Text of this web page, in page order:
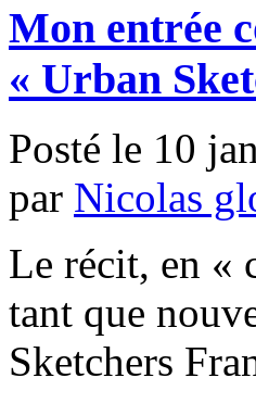
Mon entrée
« Urban
Posté le 10
par Nicolas
Le récit, en «
tant que
Sketchers